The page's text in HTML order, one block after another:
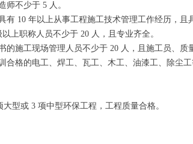
师不少于 5 人。
有 10 年以上从事工程施工技术管理工作经历，
上职称人员不少于 20 人，且专业齐全。
的施工现场管理人员不少于 20 人，且施工员、
合格的电工、焊工、瓦工、木工、油漆工、除尘
型或 3 项中型环保工程，工程质量合格。